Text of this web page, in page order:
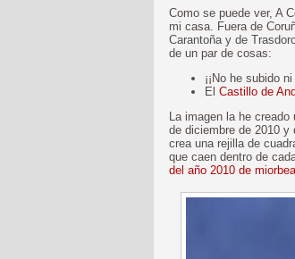
Como se puede ver, A
mi casa. Fuera de
Carantoña y de
de un par de cosas:
¡¡No he subido
El Castillo de
La imagen la he
de diciembre de 2010 y
crea una rejilla de
que caen dentro de
del año 2010 de